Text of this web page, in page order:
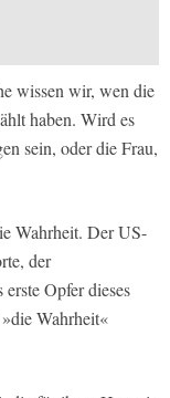
wissen wir, wen die
haben. Wird es
sein, oder die Frau,
Wahrheit. Der US-
der
Opfer dieses
Wahrheit«